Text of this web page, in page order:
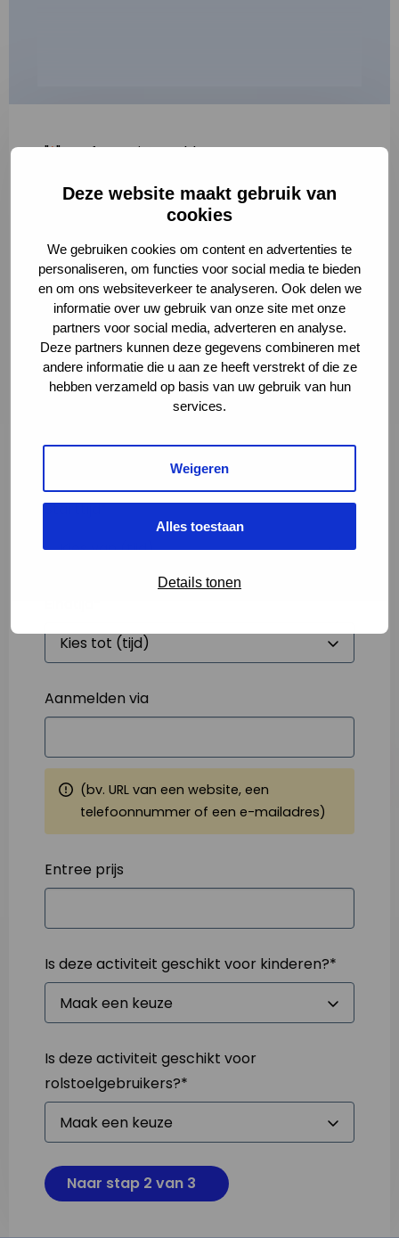
Deze website maakt gebruik van
cookies
We gebruiken cookies om content en advertenties te
personaliseren, om functies voor social media te bieden
en om ons websiteverkeer te analyseren. Ook delen we
informatie over uw gebruik van onze site met onze
partners voor social media, adverteren en analyse.
Deze partners kunnen deze gegevens combineren met
andere informatie die u aan ze heeft verstrekt of die ze
hebben verzameld op basis van uw gebruik van hun
services.
Weigeren
Alles toestaan
Details tonen
"*" geeft vereiste velden aan
2
Volledige omschrijving*
Starttijd*
Aanmelden via
(bv. URL van een website, een
telefoonnummer of een e-mailadres)
Entree prijs
Is deze activiteit geschikt voor kinderen?*
Is deze activiteit geschikt voor
rolstoelgebruikers?*